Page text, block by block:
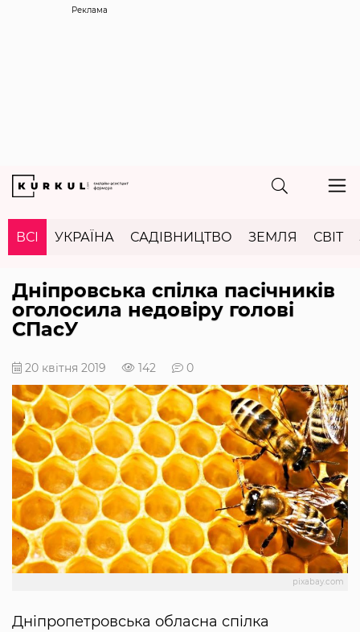
Реклама
ВСІ УКРАЇНА САДІВНИЦТВО ЗЕМЛЯ СВІТ
Дніпровська спілка пасічників
оголосила недовіру голові
СПасУ
20 квітня 2019 142 0
pixabay.com
Дніпропетровська обласна спілка